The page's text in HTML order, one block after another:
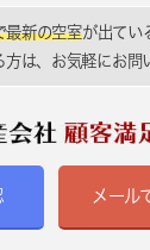
最新の空室が出てい
は、お気軽にお問
メール